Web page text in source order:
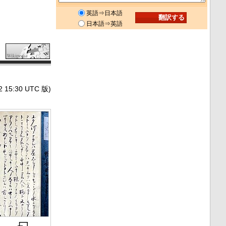
15:30 UTC 版)
英語⇒日本語
日本語⇒英語